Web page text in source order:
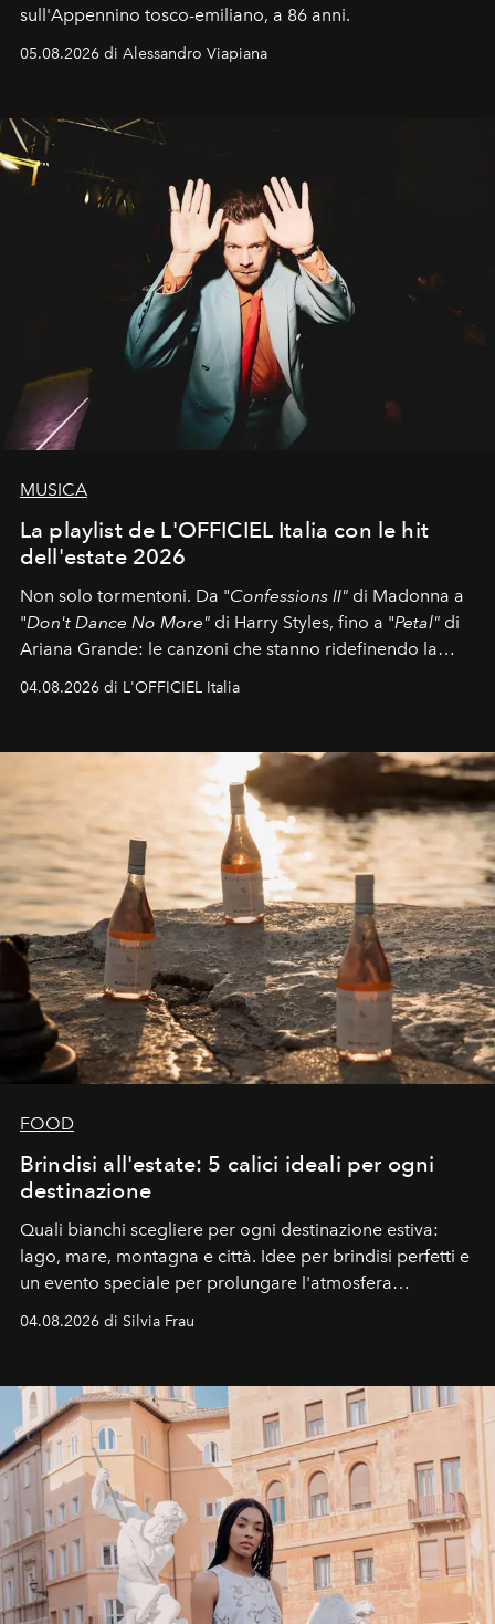
sull'Appennino tosco-emiliano, a 86 anni.
05.08.2026 di Alessandro Viapiana
MUSICA
La playlist de L'OFFICIEL Italia con le hit
dell'estate 2026
Non solo tormentoni. Da "Confessions II" di Madonna a
"Don't Dance No More" di Harry Styles, fino a "Petal" di
Ariana Grande: le canzoni che stanno ridefinendo la
colonna sonora della stagione.
04.08.2026 di L'OFFICIEL Italia
FOOD
Brindisi all'estate: 5 calici ideali per ogni
destinazione
Quali bianchi scegliere per ogni destinazione estiva:
lago, mare, montagna e città. Idee per brindisi perfetti e
un evento speciale per prolungare l'atmosfera
04.08.2026 di Silvia Frau